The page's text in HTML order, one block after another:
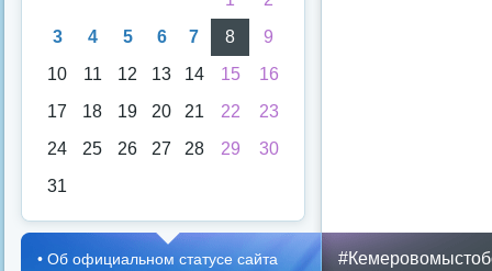
3
4 5 6 7 8
9
10
11 12 13 14 15
16
17
18 19 20 21 22
23
24
25 26 27 28 29
30
31
• Об официальном статусе сайта